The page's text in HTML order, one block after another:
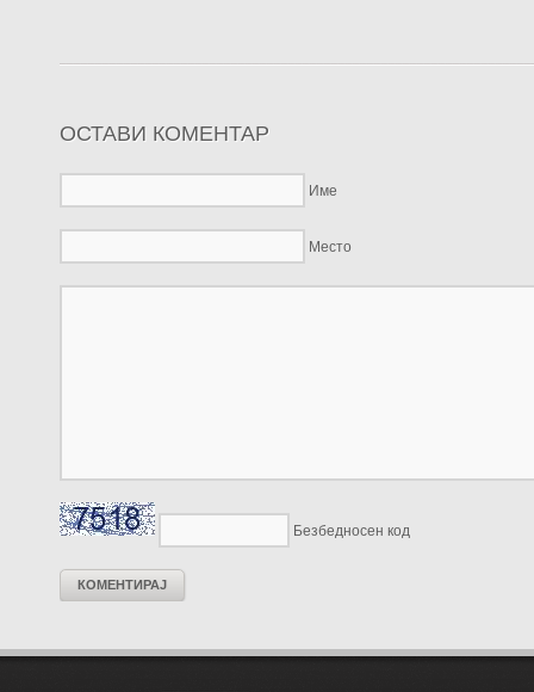
ОСТАВИ КОМЕНТАР
Име
Место
Безбедносен код
КОМЕНТИРАЈ